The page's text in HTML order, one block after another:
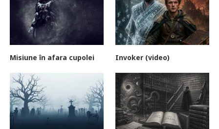
Misiune în afara cupolei Invoker (video)